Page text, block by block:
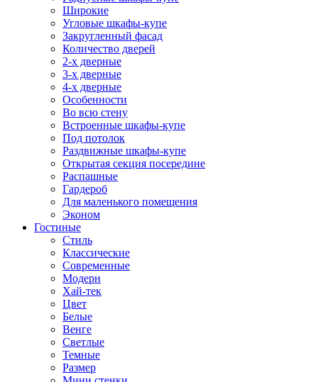
Широкие
Угловые шкафы-купе
Закругленный фасад
Количество дверей
2-х дверные
3-х дверные
4-х дверные
Особенности
Во всю стену
Встроенные шкафы-купе
Под потолок
Раздвижные шкафы-купе
Открытая секция посередине
Распашные
Гардероб
Для маленького помещения
Эконом
Гостиные
Стиль
Классические
Современные
Модерн
Хай-тек
Цвет
Белые
Венге
Светлые
Темные
Размер